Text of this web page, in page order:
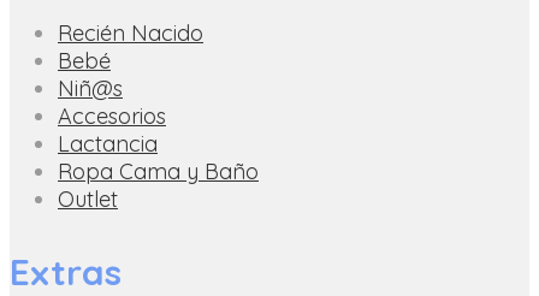
Recién Nacido
Bebé
Niñ@s
Accesorios
Lactancia
Ropa Cama y Baño
Outlet
Extras